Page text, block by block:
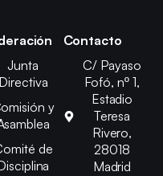
Junta
Directiva
y
de
Contacto
C/ Payaso
Fofó, nº 1,
Estadio
Teresa
Rivero,
28018
Madrid